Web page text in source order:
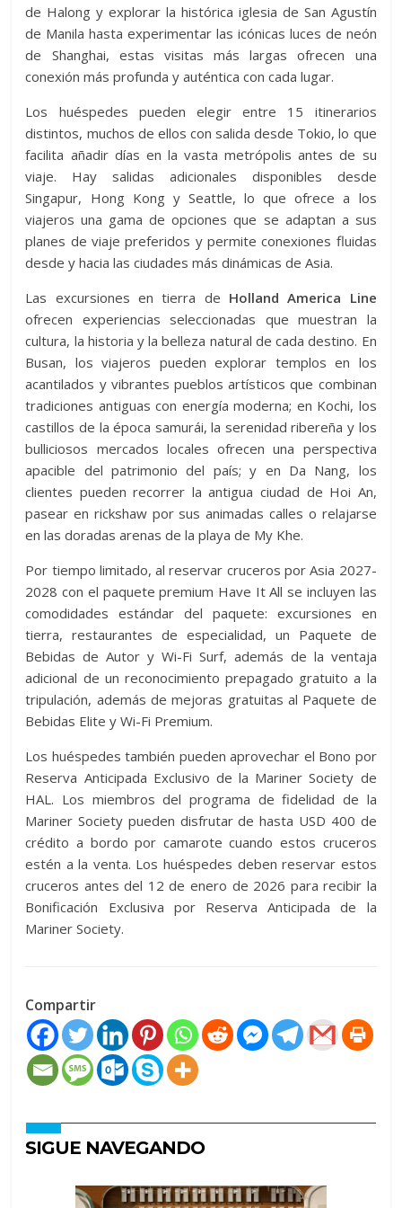
de Halong y explorar la histórica iglesia de San Agustín
de Manila hasta experimentar las icónicas luces de neón
de Shanghai, estas visitas más largas ofrecen una
conexión más profunda y auténtica con cada lugar.
Los huéspedes pueden elegir entre 15 itinerarios
distintos, muchos de ellos con salida desde Tokio, lo que
facilita añadir días en la vasta metrópolis antes de su
viaje. Hay salidas adicionales disponibles desde
Singapur, Hong Kong y Seattle, lo que ofrece a los
viajeros una gama de opciones que se adaptan a sus
planes de viaje preferidos y permite conexiones fluidas
desde y hacia las ciudades más dinámicas de Asia.
Las excursiones en tierra de Holland America Line
ofrecen experiencias seleccionadas que muestran la
cultura, la historia y la belleza natural de cada destino. En
Busan, los viajeros pueden explorar templos en los
acantilados y vibrantes pueblos artísticos que combinan
tradiciones antiguas con energía moderna; en Kochi, los
castillos de la época samurái, la serenidad ribereña y los
bulliciosos mercados locales ofrecen una perspectiva
apacible del patrimonio del país; y en Da Nang, los
clientes pueden recorrer la antigua ciudad de Hoi An,
pasear en rickshaw por sus animadas calles o relajarse
en las doradas arenas de la playa de My Khe.
Por tiempo limitado, al reservar cruceros por Asia 2027-
2028 con el paquete premium Have It All se incluyen las
comodidades estándar del paquete: excursiones en
tierra, restaurantes de especialidad, un Paquete de
Bebidas de Autor y Wi-Fi Surf, además de la ventaja
adicional de un reconocimiento prepagado gratuito a la
tripulación, además de mejoras gratuitas al Paquete de
Bebidas Elite y Wi-Fi Premium.
Los huéspedes también pueden aprovechar el Bono por
Reserva Anticipada Exclusivo de la Mariner Society de
HAL. Los miembros del programa de fidelidad de la
Mariner Society pueden disfrutar de hasta USD 400 de
crédito a bordo por camarote cuando estos cruceros
estén a la venta. Los huéspedes deben reservar estos
cruceros antes del 12 de enero de 2026 para recibir la
Bonificación Exclusiva por Reserva Anticipada de la
Mariner Society.
Compartir
SIGUE NAVEGANDO